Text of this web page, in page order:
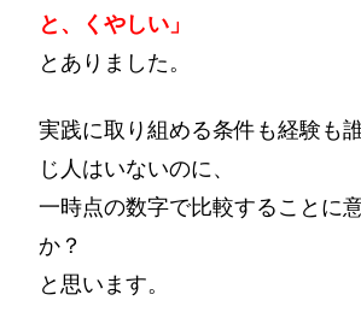
と、くやしい」
とありました。
実践に取り組める条件も経験も
じ人はいないのに、
一時点の数字で比較することに
か？
と思います。